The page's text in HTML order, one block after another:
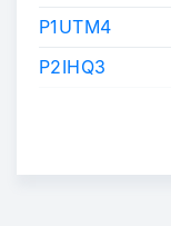
P1UTM4
P2IHQ3